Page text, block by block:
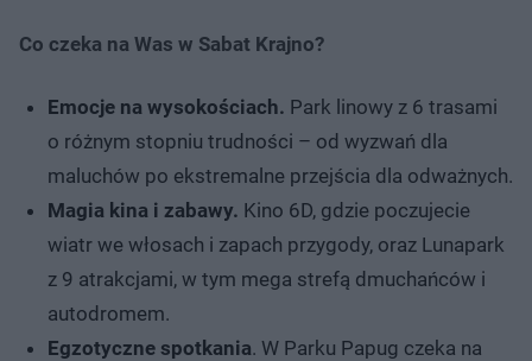
Co czeka na Was w Sabat Krajno?
Emocje na wysokościach. Park linowy z 6 trasami
o różnym stopniu trudności – od wyzwań dla
maluchów po ekstremalne przejścia dla odważnych.
Magia kina i zabawy. Kino 6D, gdzie poczujecie
wiatr we włosach i zapach przygody, oraz Lunapark
z 9 atrakcjami, w tym mega strefą dmuchańców i
autodromem.
Egzotyczne spotkania. W Parku Papug czeka na